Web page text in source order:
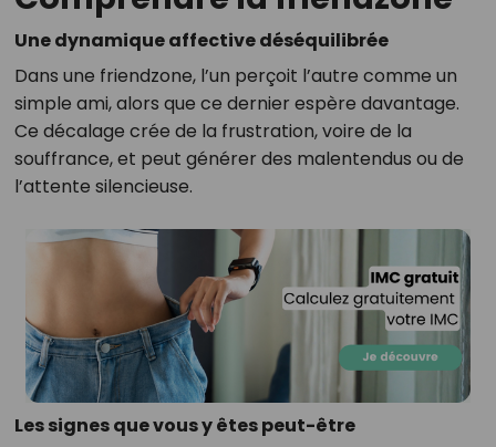
Une dynamique affective déséquilibrée
Dans une friendzone, l’un perçoit l’autre comme un
simple ami, alors que ce dernier espère davantage.
Ce décalage crée de la frustration, voire de la
souffrance, et peut générer des malentendus ou de
l’attente silencieuse.
Les signes que vous y êtes peut-être